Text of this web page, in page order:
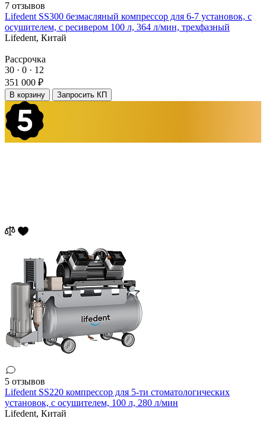
7 отзывов
Lifedent SS300 безмасляный компрессор для 6-7 установок, с
осушителем, с ресивером 100 л, 364 л/мин, трехфазный
Lifedent, Китай
Рассрочка
30 · 0 · 12
351 000 ₽
В корзину Запросить КП
5 отзывов
Lifedent SS220 компрессор для 5-ти стоматологических
установок, с осушителем, 100 л, 280 л/мин
Lifedent, Китай